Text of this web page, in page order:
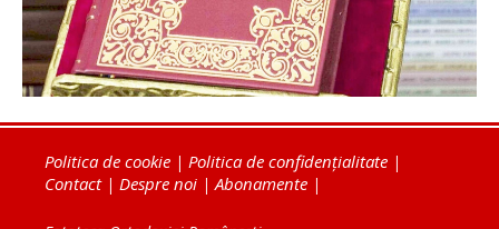
Politica de cookie | Politica de confidențialitate |
Contact| Despre noi | Abonamente |